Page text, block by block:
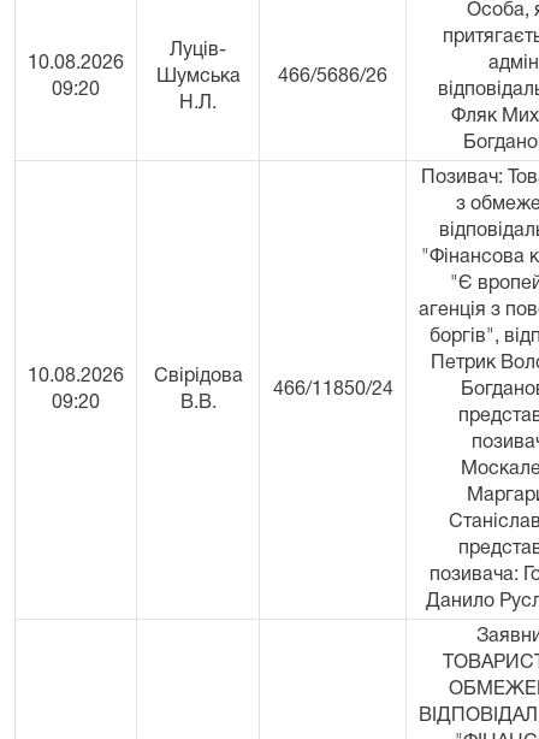
10.08.2026
09:20
Луців-
Шумська
Н.Л.
466/5686/26
Особа,
Фляк
10.08.2026
09:20
Свірідова
В.В.
466/11850/24
Позивач:
з
"Фінансова
"Є
агенція з
боргів",
Петрик
позивача:
Данило